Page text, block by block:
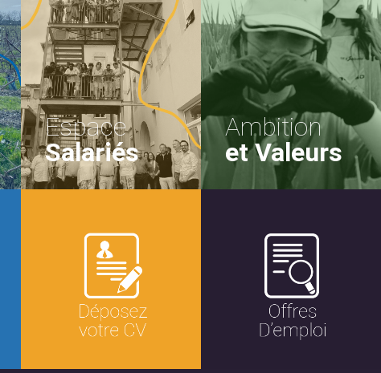
Espace
Salariés
Ambition
et Valeurs